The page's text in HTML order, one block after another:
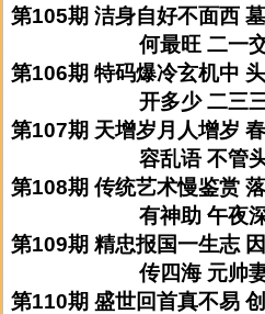
第105期 洁身自好不面西
何最旺 二一
第106期 特码爆冷玄机中
开多少 二三
第107期 天增岁月人增岁
容乱语 不管
第108期 传统艺术慢鉴赏
有神助 午夜
第109期 精忠报国一生志
传四海 元帅
第110期 盛世回首真不易